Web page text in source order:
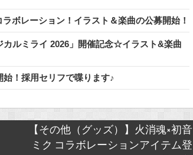
ボレーション！イラスト＆楽曲の公募開始！
カルミライ 2026」開催記念☆イラスト&楽曲
始！採用セリフで喋ります♪
【その他（グッズ）】火消魂×初音
ミク コラボレーションアイテム登